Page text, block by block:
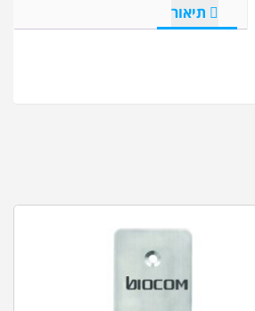
תיאור